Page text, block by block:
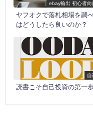
ebay輸出 初心者向
ヤフオクで落札相場を調
はどうしたら良いのか？
自
読書こそ自己投資の第一歩